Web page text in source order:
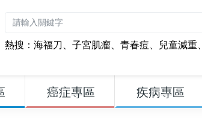
熱搜： 海福刀 、 子宮肌瘤、 青春痘、 兒童減重、
癌症專區 疾病專區